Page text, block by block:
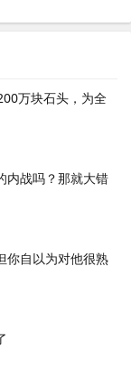
万块石头，为全
内战吗？那就大错
你自以为对他很熟